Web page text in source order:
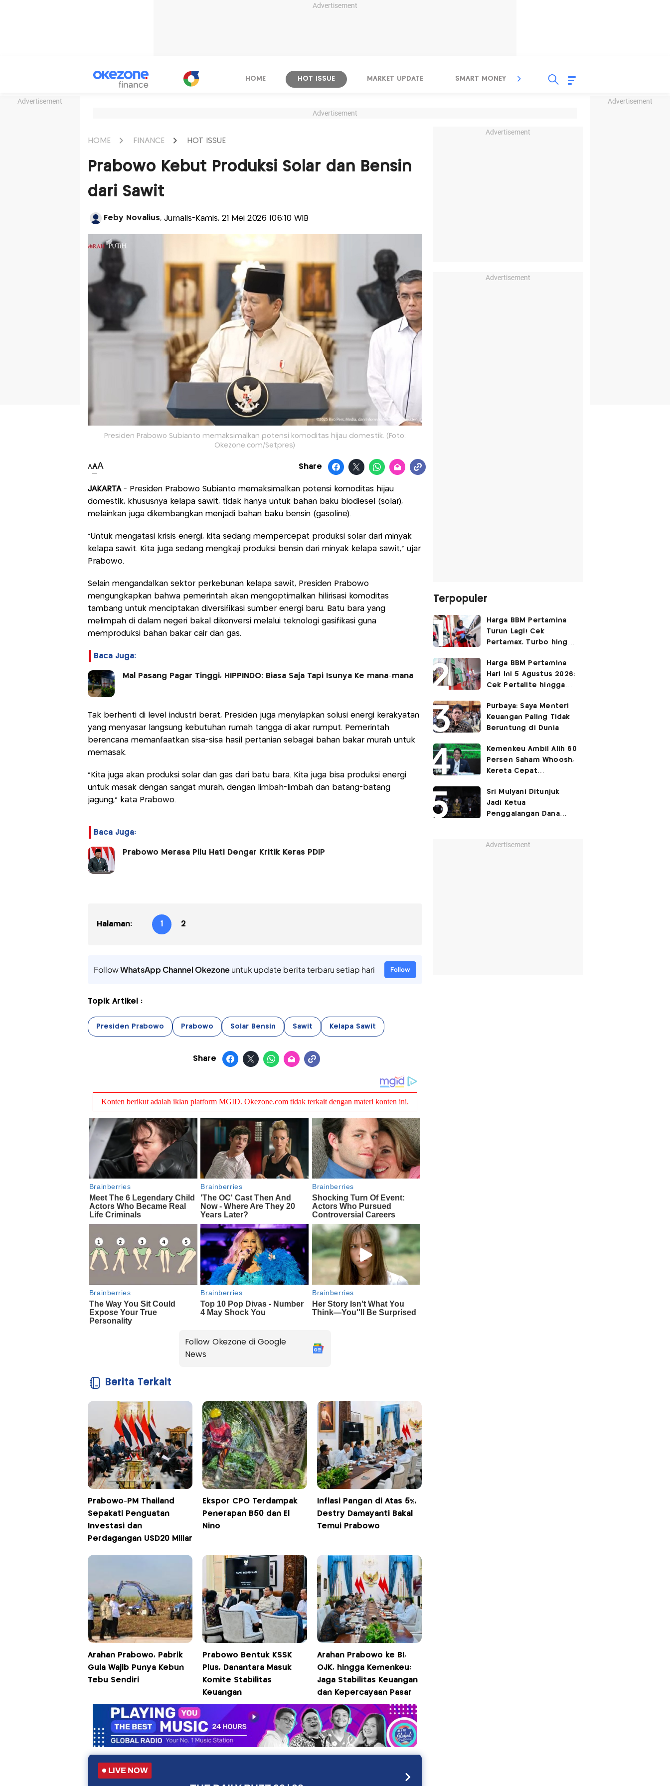
Advertisement
Advertisement Advertisement
HOME HOT ISSUE MARKET UPDATE SMART MONEY INSPIRASI BISNIS
Advertisement
HOME FINANCE HOT ISSUE
Prabowo Kebut Produksi Solar dan Bensin
dari Sawit
Feby Novalius, Jurnalis-Kamis, 21 Mei 2026 |06:10 WIB
Presiden Prabowo Subianto memaksimalkan potensi komoditas hijau domestik. (Foto:
Okezone.com/Setpres)
AAA Share
JAKARTA - Presiden Prabowo Subianto memaksimalkan potensi komoditas hijau
domestik, khususnya kelapa sawit, tidak hanya untuk bahan baku biodiesel (solar),
melainkan juga dikembangkan menjadi bahan baku bensin (gasoline).
"Untuk mengatasi krisis energi, kita sedang mempercepat produksi solar dari minyak
kelapa sawit. Kita juga sedang mengkaji produksi bensin dari minyak kelapa sawit," ujar
Prabowo.
Selain mengandalkan sektor perkebunan kelapa sawit, Presiden Prabowo
mengungkapkan bahwa pemerintah akan mengoptimalkan hilirisasi komoditas
tambang untuk menciptakan diversifikasi sumber energi baru. Batu bara yang
melimpah di dalam negeri bakal dikonversi melalui teknologi gasifikasi guna
memproduksi bahan bakar cair dan gas.
Baca Juga:
Mal Pasang Pagar Tinggi, HIPPINDO: Biasa Saja Tapi Isunya Ke mana-mana
Tak berhenti di level industri berat, Presiden juga menyiapkan solusi energi kerakyatan
yang menyasar langsung kebutuhan rumah tangga di akar rumput. Pemerintah
berencana memanfaatkan sisa-sisa hasil pertanian sebagai bahan bakar murah untuk
memasak.
"Kita juga akan produksi solar dan gas dari batu bara. Kita juga bisa produksi energi
untuk masak dengan sangat murah, dengan limbah-limbah dan batang-batang
jagung," kata Prabowo.
Baca Juga:
Prabowo Merasa Pilu Hati Dengar Kritik Keras PDIP
Halaman: 1 2
FollowWhatsApp Channel Okezoneuntuk update berita terbaru setiap hari Follow
Topik Artikel :
Presiden Prabowo Prabowo Solar Bensin Sawit Kelapa Sawit
Share
Follow Okezone di Google
News
Berita Terkait
Prabowo-PM Thailand
Sepakati Penguatan
Investasi dan
Perdagangan USD20 Miliar
Ekspor CPO Terdampak
Penerapan B50 dan El
Nino
Inflasi Pangan di Atas 5%,
Destry Damayanti Bakal
Temui Prabowo
Arahan Prabowo, Pabrik
Gula Wajib Punya Kebun
Tebu Sendiri
Prabowo Bentuk KSSK
Plus, Danantara Masuk
Komite Stabilitas
Keuangan
Arahan Prabowo ke BI,
OJK, hingga Kemenkeu:
Jaga Stabilitas Keuangan
dan Kepercayaan Pasar
LIVE NOW
Advertisement
Advertisement
Terpopuler
Harga BBM Pertamina
Turun Lagi! Cek
Pertamax, Turbo hingga
Agustus 2026
Harga BBM Pertamina
Hari Ini 5 Agustus 2026:
Cek Pertalite hingga
Turun
Purbaya: Saya Menteri
Keuangan Paling Tidak
Beruntung di Dunia
Kemenkeu Ambil Alih 60
Persen Saham Whoosh,
Kereta Cepat
Surabaya
Sri Mulyani Ditunjuk
Jadi Ketua
Penggalangan Dana
Advertisement